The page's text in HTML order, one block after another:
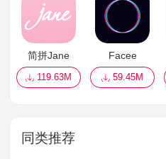
简拼Jane
119.63M
Facee
59.45M
同类推荐